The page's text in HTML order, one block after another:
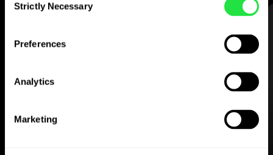
Selection
Strictly Necessary
Preferences
Analytics
Marketingτην εφαρμογή ZEN.COM